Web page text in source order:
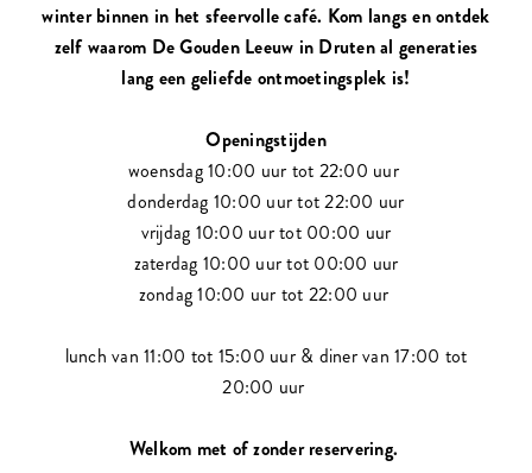
winter binnen in het sfeervolle café. Kom langs en ontdek
zelf waarom De Gouden Leeuw in Druten al generaties
lang een geliefde ontmoetingsplek is!
Openingstijden
woensdag 10:00 uur tot 22:00 uur
donderdag 10:00 uur tot 22:00 uur
vrijdag 10:00 uur tot 00:00 uur
zaterdag 10:00 uur tot 00:00 uur
zondag 10:00 uur tot 22:00 uur
lunch van 11:00 tot 15:00 uur & diner van 17:00 tot
20:00 uur
Welkom met of zonder reservering.